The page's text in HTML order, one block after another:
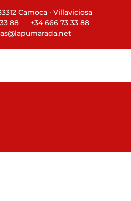
Camoca · Villaviciosa
88
+34 666 73 33 88